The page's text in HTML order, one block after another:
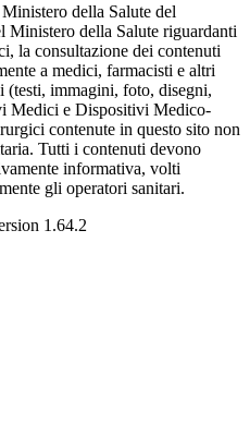
della Salute del
Ministero della Salute riguardanti
la consultazione dei contenuti
a medici, farmacisti e altri
(testi, immagini, foto, disegni,
Medici e Dispositivi Medico-
contenute in questo sito non
Tutti i contenuti devono
informativa, volti
gli operatori sanitari.
1.64.2